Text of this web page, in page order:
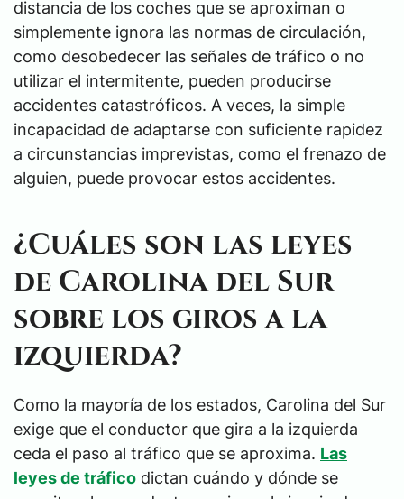
distancia de los coches que se aproximan o
simplemente ignora las normas de circulación,
como desobedecer las señales de tráfico o no
utilizar el intermitente, pueden producirse
accidentes catastróficos. A veces, la simple
incapacidad de adaptarse con suficiente rapidez
a circunstancias imprevistas, como el frenazo de
alguien, puede provocar estos accidentes.
¿Cuáles son las leyes
de Carolina del Sur
sobre los giros a la
izquierda?
Como la mayoría de los estados, Carolina del Sur
exige que el conductor que gira a la izquierda
ceda el paso al tráfico que se aproxima. Las
leyes de tráfico dictan cuándo y dónde se